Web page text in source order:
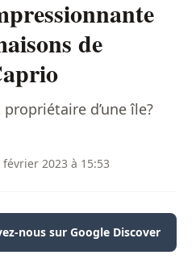
de
d’une île?
2023 à 15:53
nous sur Google Discover